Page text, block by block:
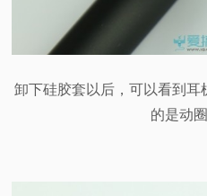
卸下硅胶套以后，可以看到耳
的是动